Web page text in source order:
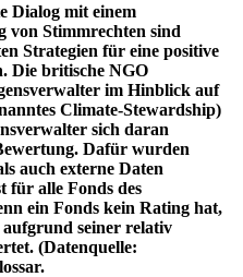
Dialog mit einem
von Stimmrechten sind
Strategien für eine positive
Die britische NGO
im Hinblick auf
Climate-Stewardship)
sich daran
Dafür wurden
auch externe Daten
für alle Fonds des
ein Fonds kein Rating hat,
seiner relativ
(Datenquelle: